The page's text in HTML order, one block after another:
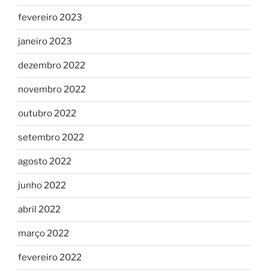
fevereiro 2023
janeiro 2023
dezembro 2022
novembro 2022
outubro 2022
setembro 2022
agosto 2022
junho 2022
abril 2022
março 2022
fevereiro 2022